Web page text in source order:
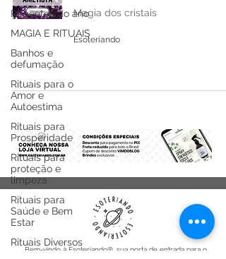
Regentes do ano
MAGIA E RITUAIS
Banhos e
defumação
Rituais para o
Amor e
Autoestima
Rituais para
Prosperidade
Rituais para
proteção e
limpeza
Rituais para
Saúde e Bem
Estar
Rituais Diversos
Magia dos cristais
Esoteriando
Bem-vindo à Esoteriando®, sua porta de entrada para o